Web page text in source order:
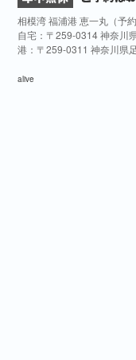
相模湾 福浦港 恵一丸（予
自宅：〒259-0314 神奈川
港：〒259-0311 神奈川県
alive